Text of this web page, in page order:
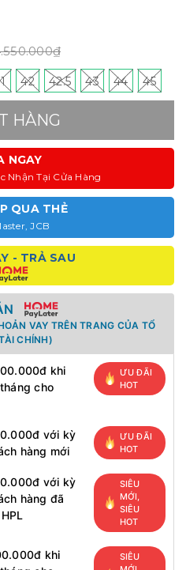
42 42.5 43 44 45
HÀNG
NGAY
Nhận Tại Cửa Hàng
QUA THẺ
JCB
- TRẢ SAU
VAY TRÊN TRANG CỦA TỔ
CHÍNH)
khi
cho
ƯU ĐÃI
HOT
với kỳ
hàng mới
ƯU ĐÃI
HOT
với kỳ
hàng đã
SIÊU
MỚI,
SIÊU
HOT
khi
SIÊU